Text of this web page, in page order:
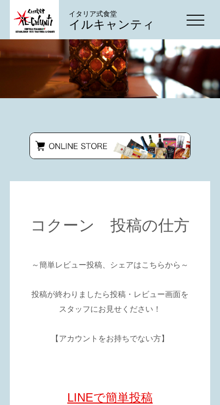
イタリア式食堂
イルキャンティ
コクーン 投稿の仕方
～簡単レビュー投稿、シェアはこちらから～
投稿が終わりましたら投稿・レビュー画面を
スタッフにお見せください！
【アカウントをお持ちでない方】
LINEで簡単投稿